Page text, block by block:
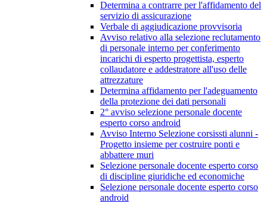
Determina a contrarre per l'affidamento del
servizio di assicurazione
Verbale di aggiudicazione provvisoria
Avviso relativo alla selezione reclutamento
di personale interno per conferimento
incarichi di esperto progettista, esperto
collaudatore e addestratore all'uso delle
attrezzature
Determina affidamento per l'adeguamento
della protezione dei dati personali
2° avviso selezione personale docente
esperto corso android
Avviso Interno Selezione corsissti alunni -
Progetto insieme per costruire ponti e
abbattere muri
Selezione personale docente esperto corso
di discipline giuridiche ed economiche
Selezione personale docente esperto corso
android